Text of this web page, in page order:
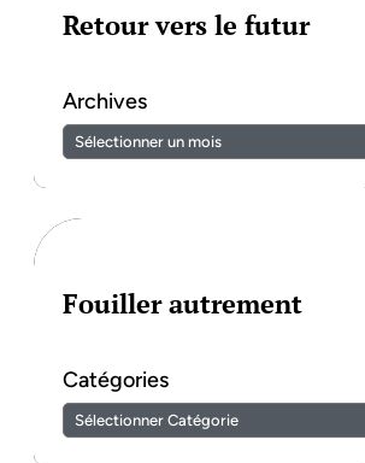
Retour vers le futur
Archives
Fouiller autrement
Catégories